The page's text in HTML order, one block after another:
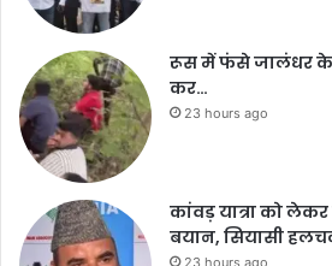
रूस में फंसे जालंधर के
कर…
23 hours ago
कांवड़ यात्रा को
बयान, सियासी
23 hours ago